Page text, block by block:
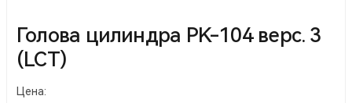
Голова цилиндра PK-104 верс. 3
(LCT)
Цена: